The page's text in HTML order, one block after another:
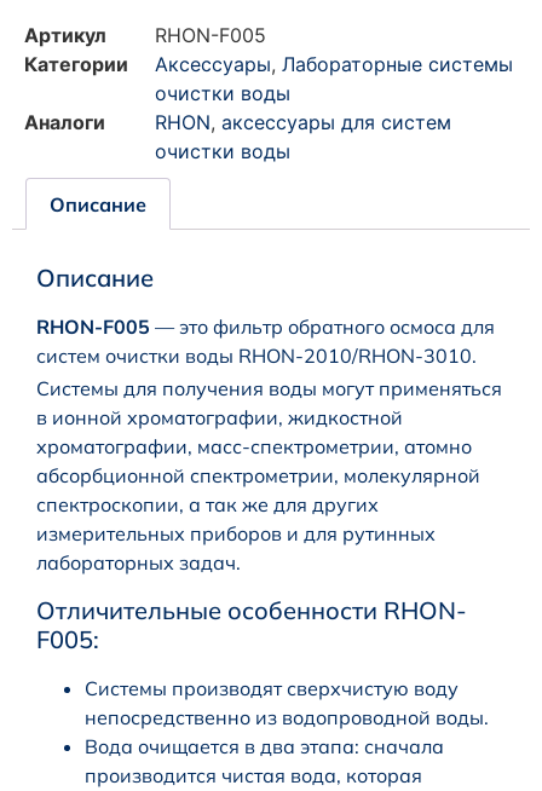
Артикул
RHON-F005
Категории
Аксессуары, Лабораторные системы
очистки воды
Аналоги
RHON, аксессуары для систем
очистки воды
Описание
Описание
RHON-F005 — это фильтр обратного осмоса для
систем очистки воды RHON-2010/RHON-3010.
Системы для получения воды могут применяться
в ионной хроматографии, жидкостной
хроматографии, масс-спектрометрии, атомно
абсорбционной спектрометрии, молекулярной
спектроскопии, а так же для других
измерительных приборов и для рутинных
лабораторных задач.
Отличительные особенности RHON-
F005:
Системы производят сверхчистую воду
непосредственно из водопроводной воды.
Вода очищается в два этапа: сначала
производится чистая вода, которая